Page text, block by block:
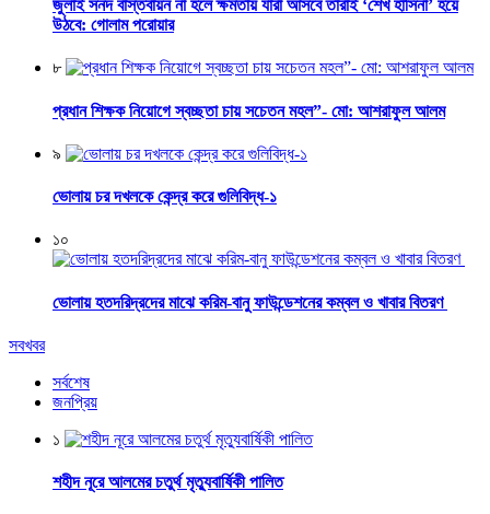
জুলাই সনদ বাস্তবায়ন না হলে ক্ষমতায় যারা আসবে তারাই ‘শেখ হাসিনা’ হয়ে
উঠবে: গোলাম পরোয়ার
৮
প্রধান শিক্ষক নিয়োগে স্বচ্ছতা চায় সচেতন মহল”- মো: আশরাফুল আলম
৯
ভোলায় চর দখলকে কেন্দ্র করে গুলিবিদ্ধ-১
১০
ভোলায় হতদরিদ্রদের মাঝে করিম-বানু ফাউন্ডেশনের কম্বল ও খাবার বিতরণ
সবখবর
সর্বশেষ
জনপ্রিয়
১
শহীদ নূরে আলমের চতুর্থ মৃত্যুবার্ষিকী পালিত